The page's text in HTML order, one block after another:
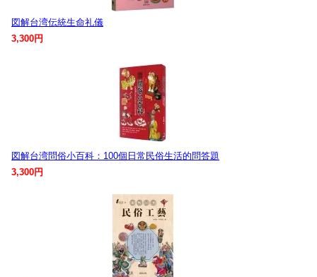
図解台湾伝統生命礼儀
3,300円
図解台湾問俗小百科：100個日常民俗生活的問答題
3,300円